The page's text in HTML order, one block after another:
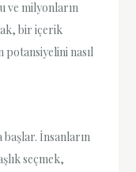
ve milyonların
bir içerik
nasıl
başlar. İnsanların
seçmek,